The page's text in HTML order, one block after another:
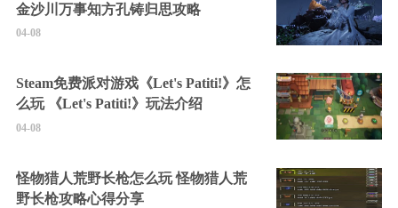
金沙川万事知方孔铸归思攻略
04-08
Steam免费派对游戏《Let's Patiti!》怎
么玩 《Let's Patiti!》玩法介绍
04-08
怪物猎人荒野长枪怎么玩 怪物猎人荒
野长枪攻略心得分享